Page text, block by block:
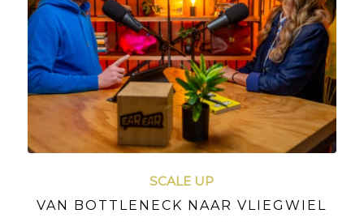
SCALE UP
VAN BOTTLENECK NAAR VLIEGWIEL